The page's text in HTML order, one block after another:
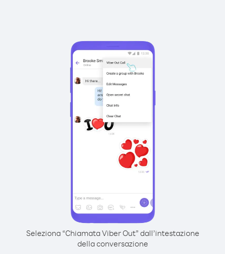
Seleziona “Chiamata Viber Out” dall’intestazione
della conversazione